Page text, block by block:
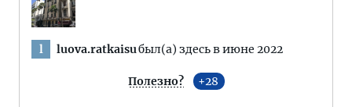
l luova.ratkaisuбыл(а) здесь в июне 2022
Полезно? 28